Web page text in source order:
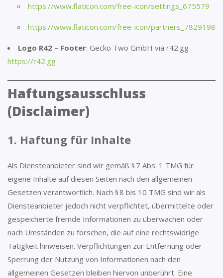
https://www.flaticon.com/free-icon/settings_675579
https://www.flaticon.com/free-icon/partners_7829198
Logo R42 – Footer: Gecko Two GmbH via r42.gg
https://r42.gg
Haftungsausschluss
(Disclaimer)
1. Haftung für Inhalte
Als Diensteanbieter sind wir gemäß § 7 Abs. 1 TMG für
eigene Inhalte auf diesen Seiten nach den allgemeinen
Gesetzen verantwortlich. Nach § 8 bis 10 TMG sind wir als
Diensteanbieter jedoch nicht verpflichtet, übermittelte oder
gespeicherte fremde Informationen zu überwachen oder
nach Umständen zu forschen, die auf eine rechtswidrige
Tätigkeit hinweisen. Verpflichtungen zur Entfernung oder
Sperrung der Nutzung von Informationen nach den
allgemeinen Gesetzen bleiben hiervon unberührt. Eine